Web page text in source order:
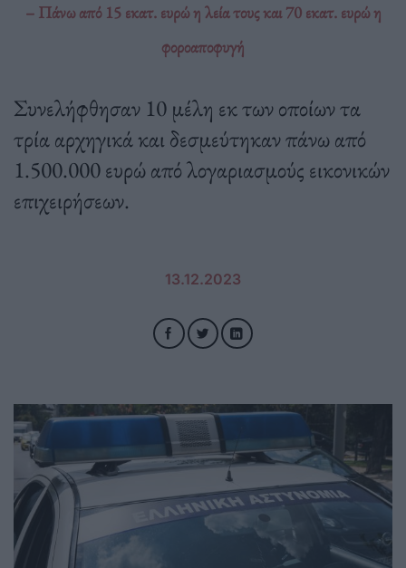
– Πάνω από 15 εκατ. ευρώ η λεία τους και 70 εκατ. ευρώ η
φοροαποφυγή
Συνελήφθησαν 10 μέλη εκ των οποίων τα
τρία αρχηγικά και δεσμεύτηκαν πάνω από
1.500.000 ευρώ από λογαριασμούς εικονικών
επιχειρήσεων.
13.12.2023